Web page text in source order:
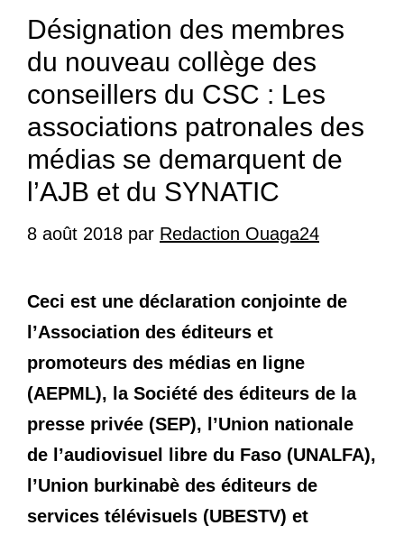
Désignation des membres
du nouveau collège des
conseillers du CSC : Les
associations patronales des
médias se demarquent de
l’AJB et du SYNATIC
8 août 2018 par Redaction Ouaga24
Ceci est une déclaration conjointe de
l’Association des éditeurs et
promoteurs des médias en ligne
(AEPML), la Société des éditeurs de la
presse privée (SEP), l’Union nationale
de l’audiovisuel libre du Faso (UNALFA),
l’Union burkinabè des éditeurs de
services télévisuels (UBESTV) et